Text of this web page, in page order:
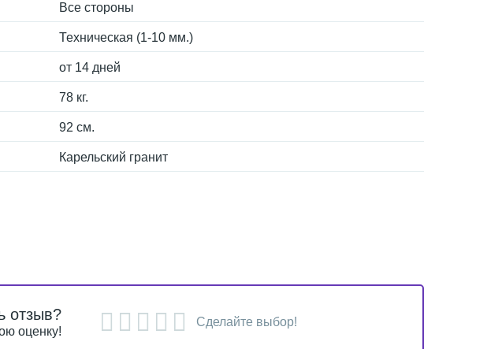
Все стороны
Техническая (1-10 мм.)
от 14 дней
78 кг.
92 см.
Карельский гранит
отзыв?
оценку!
Сделайте выбор!